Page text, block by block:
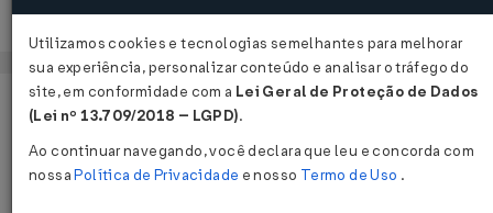
Acessar
Página Inicial Legislações
Utilizamos cookies e tecnologias semelhantes para melhorar
sua experiência, personalizar conteúdo e analisar o tráfego do
site, em conformidade com a Lei Geral de Proteção de Dados
(Lei nº 13.709/2018 – LGPD).
Ao continuar navegando, você declara que leu e concorda com
nossaPolítica de Privacidade e nosso Termo de Uso .